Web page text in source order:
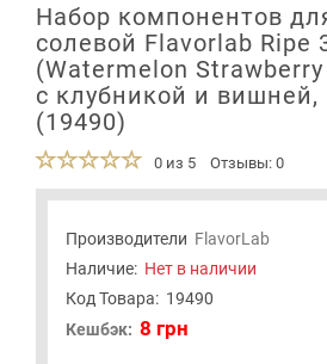
Набор компонентов
солевой Flavorlab Ripe
(Watermelon
с клубникой и вишней,
(19490)
0 из 5 Отзывы: 0
Производители FlavorLab
Наличие: Нет в наличии
Код Товара: 19490
Кешбэк: 8 грн